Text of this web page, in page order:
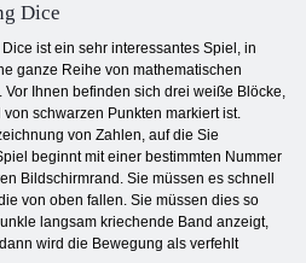
Dice
ist ein sehr interessantes Spiel, in
ganze Reihe von mathematischen
Ihnen befinden sich drei weiße Blöcke,
schwarzen Punkten markiert ist.
von Zahlen, auf die Sie
beginnt mit einer bestimmten Nummer
Bildschirmrand. Sie müssen es schnell
von oben fallen. Sie müssen dies so
langsam kriechende Band anzeigt,
wird die Bewegung als verfehlt